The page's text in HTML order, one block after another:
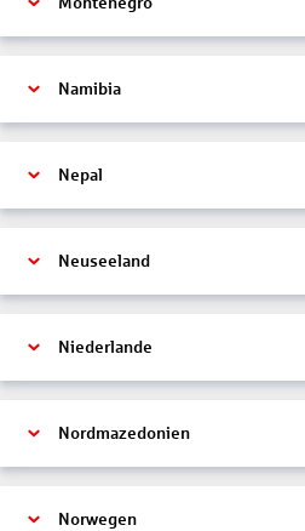
Namibia
Nepal
Neuseeland
Niederlande
Nordmazedonien
Norwegen